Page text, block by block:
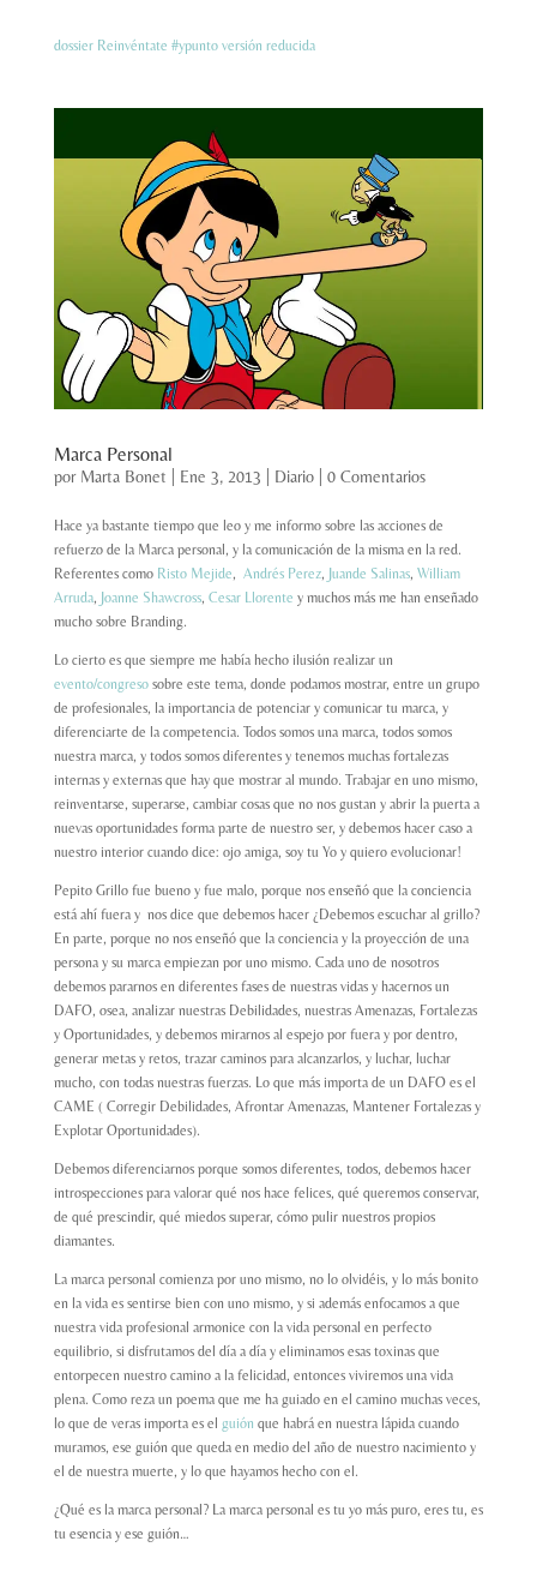
dossier Reinvéntate #ypunto versión reducida
Marca Personal
por Marta Bonet Ene 3, 2013 Diario| 0 Comentarios
Hace ya bastante tiempo que leo y me informo sobre las acciones de
refuerzo de la Marca personal, y la comunicación de la misma en la red.
Referentes como Risto Mejide, Andrés Perez, Juande Salinas, William
Arruda, Joanne Shawcross, Cesar Llorente y muchos más me han enseñado
mucho sobre Branding.
Lo cierto es que siempre me había hecho ilusión realizar un
evento/congresosobre este tema, donde podamos mostrar, entre un grupo
de profesionales, la importancia de potenciar y comunicar tu marca, y
diferenciarte de la competencia. Todos somos una marca, todos somos
nuestra marca, y todos somos diferentes y tenemos muchas fortalezas
internas y externas que hay que mostrar al mundo. Trabajar en uno mismo,
reinventarse, superarse, cambiar cosas que no nos gustan y abrir la puerta a
nuevas oportunidades forma parte de nuestro ser, y debemos hacer caso a
nuestro interior cuando dice: ojo amiga, soy tu Yo y quiero evolucionar!
Pepito Grillo fue bueno y fue malo, porque nos enseñó que la conciencia
está ahí fuera y nos dice que debemos hacer ¿Debemos escuchar al grillo?
En parte, porque no nos enseñó que la conciencia y la proyección de una
persona y su marca empiezan por uno mismo. Cada uno de nosotros
debemos pararnos en diferentes fases de nuestras vidas y hacernos un
DAFO, osea, analizar nuestras Debilidades, nuestras Amenazas, Fortalezas
y Oportunidades, y debemos mirarnos al espejo por fuera y por dentro,
generar metas y retos, trazar caminos para alcanzarlos, y luchar, luchar
mucho, con todas nuestras fuerzas. Lo que más importa de un DAFO es el
CAME ( Corregir Debilidades, Afrontar Amenazas, Mantener Fortalezas y
Explotar Oportunidades).
Debemos diferenciarnos porque somos diferentes, todos, debemos hacer
introspecciones para valorar qué nos hace felices, qué queremos conservar,
de qué prescindir, qué miedos superar, cómo pulir nuestros propios
diamantes.
La marca personal comienza por uno mismo, no lo olvidéis, y lo más bonito
en la vida es sentirse bien con uno mismo, y si además enfocamos a que
nuestra vida profesional armonice con la vida personal en perfecto
equilibrio, si disfrutamos del día a día y eliminamos esas toxinas que
entorpecen nuestro camino a la felicidad, entonces viviremos una vida
plena. Como reza un poema que me ha guiado en el camino muchas veces,
lo que de veras importa es el guión que habrá en nuestra lápida cuando
muramos, ese guión que queda en medio del año de nuestro nacimiento y
el de nuestra muerte, y lo que hayamos hecho con el.
¿Qué es la marca personal? La marca personal es tu yo más puro, eres tu, es
tu esencia y ese guión…